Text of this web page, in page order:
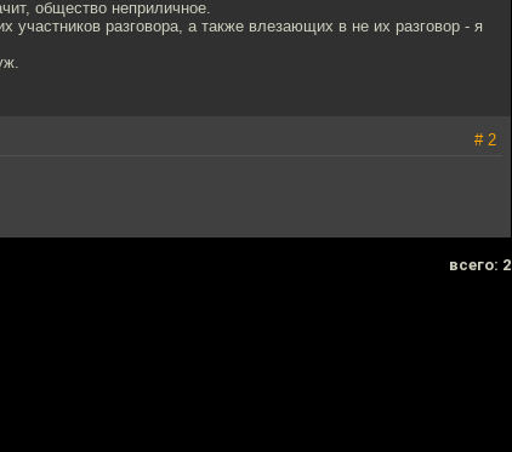
общество неприличное.
разговора, а также влезающих в не их разговор - я
# 2
всего: 2